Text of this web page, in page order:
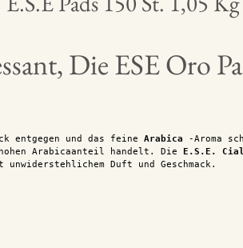
Die ESE Oro
entgegen und das feine Arabica -Aroma
Arabicaanteil handelt. Die E.S.E.
Duft und Geschmack.